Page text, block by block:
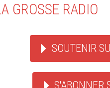
GROSSE RADIO
SOUTENIR
S'ABONNER